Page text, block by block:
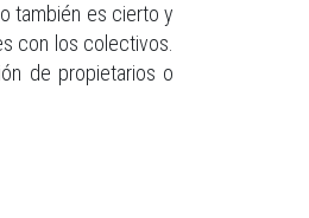
también es cierto y
con los colectivos.
de propietarios o